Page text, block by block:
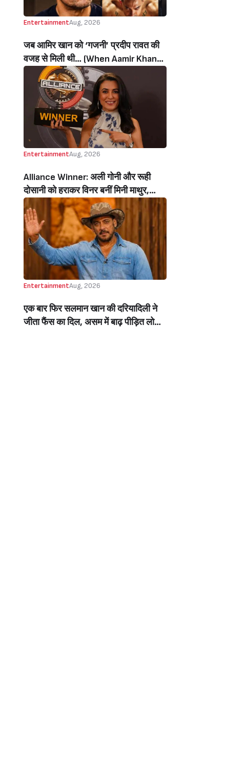
EntertainmentAug, 2026
जब आमिर खान को ‘गजनी’ प्रदीप रावत की
वजह से मिली थी… (When Aamir Khan
Got ‘Ghajini’ Because Of Pradeep
Rawat)
EntertainmentAug, 2026
Alliance Winner: अली गोनी और रूही
दोसानी को हराकर विनर बनीं मिनी माथुर,
इनाम में मिले 50 लाख रुपये और चमचमाती ही
ट्रॉफी (Mini Mathur Lifts Trophy
Beats Aly Goni And Ruhee Dosani)
EntertainmentAug, 2026
एक बार फिर सलमान खान की दरियादिली ने
जीता फैंस का दिल, असम में बाढ़ पीड़ित लोगों